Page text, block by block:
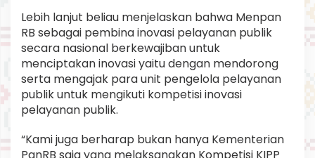
Lebih lanjut beliau menjelaskan bahwa Menpan
RB sebagai pembina inovasi pelayanan publik
secara nasional berkewajiban untuk
menciptakan inovasi yaitu dengan mendorong
serta mengajak para unit pengelola pelayanan
publik untuk mengikuti kompetisi inovasi
pelayanan publik.
“Kami juga berharap bukan hanya Kementerian